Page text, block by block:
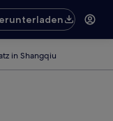
in Shangqiu